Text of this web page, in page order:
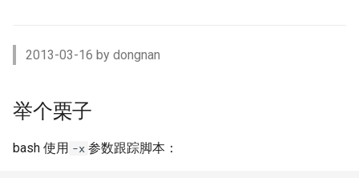
引
Ubuntu Server 安装 NVIDIA 驱
PostgreSQL
理？
如何减少 golang 项目 docker
Tar命令 如何将软连接对应的
文件打包？
Ansible 定义变量与条件判断
如何设置 ftp 被动模式的
Kubernetes 无法删除命名空
间
Kubernetes 自定义 ingress规
XenServer 虚拟机设置单人模
式
vhdx 转换成 vhd
XenServer 配置NTP服务
Nginx 缓存服务器(下)
Nginx 缓存服务器(上)
Nginx client intended to send
体验 TDengine 时序数据库
如何将 Redis 迁移到阿里云数
Linux系统通过PID查看进程信
息
Ubuntu 刻录软件 k3b
Ubuntu系统sublime使用中文
OpenVPN CRL has expired
如何处理 Cisco 交换机 err-
Jenkins 传统构建 与 Pipeline
Docker (DinD) 模式
更改 Zabbix Docker容器时区
系统
使用 Docker部署 Zabbix
如何者修正 git commit 提交？
箱？
MooseFS 2.x 简单性能测试
MooseFS 2.x 破坏性测试
MooseFS 2.x 在线扩容
Windows Server 2012R2 网卡
池
为什么要设置域名 CAA记录？
息？
Tomcat安全漏洞CVE-2017-
2013-03-16 by dongnan
举个栗子
bash 使用 -x 参数跟踪脚本：